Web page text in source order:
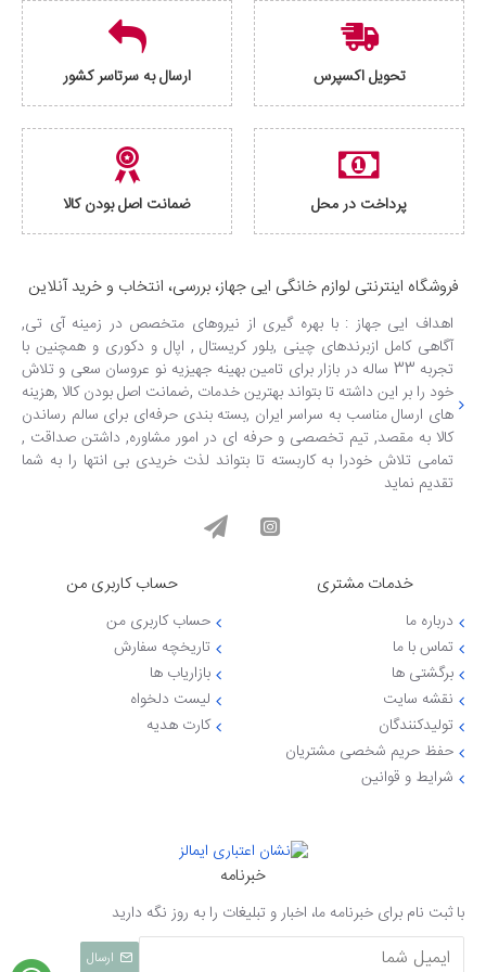
تحویل اکسپرس ارسال به سرتاسر کشور
پرداخت در محل ضمانت اصل بودن کالا
فروشگاه اینترنتی لوازم خانگی ایی جهاز، بررسی، انتخاب و خرید آنلاین
اهداف ایی جهاز : با بهره گیری از نیروهای متخصص در زمینه آی تی,
آگاهی کامل ازبرندهای چینی ,بلور کریستال , اپال و دکوری و همچنین با
تجربه 33 ساله در بازار برای تامین بهینه جهیزیه نو عروسان سعی و تلاش
خود را بر این داشته تا بتواند بهترین خدمات ,ضمانت اصل بودن کالا ,هزینه
های ارسال مناسب به سراسر ایران ,بسته بندی حرفه‌ای برای سالم رساندن
کالا به مقصد, تیم تخصصی و حرفه ای در امور مشاوره, داشتن صداقت ,
تمامی تلاش خودرا به کاربسته تا بتواند لذت خریدی بی انتها را به شما
تقدیم نماید
خدمات مشتری
درباره ما
تماس با ما
برگشتی ها
نقشه سایت
تولیدکنندگان
حفظ حریم شخصی مشتریان
شرایط و قوانین
حساب کاربری من
حساب کاربری من
تاریخچه سفارش
بازاریاب ها
لیست دلخواه
کارت هدیه
خبرنامه
با ثبت نام برای خبرنامه ما، اخبار و تبلیغات را به روز نگه دارید
ارسال